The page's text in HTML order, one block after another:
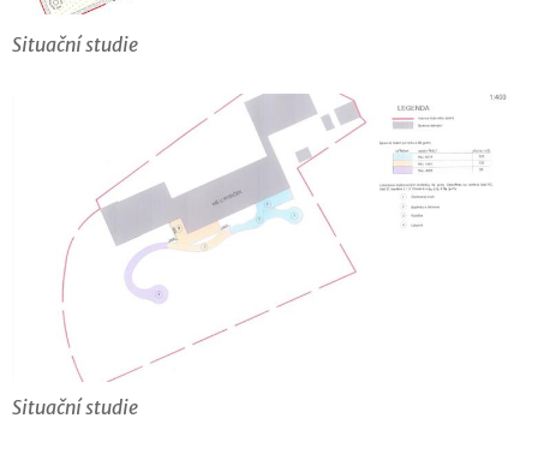
Situační studie
Situační studie